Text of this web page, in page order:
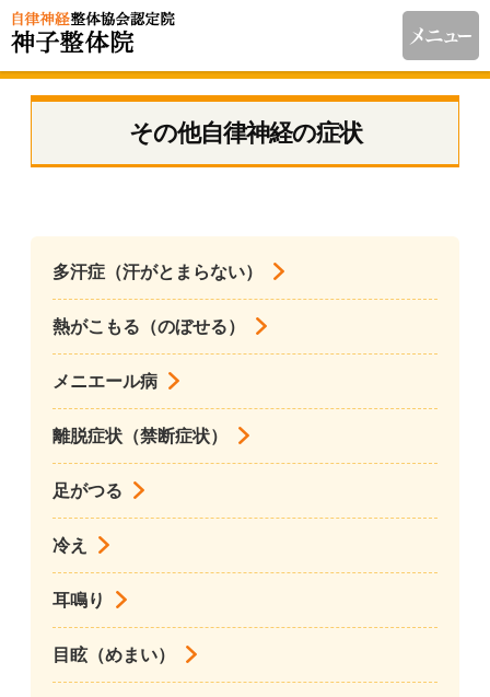
その他自律神経の症状
多汗症（汗がとまらない）
熱がこもる（のぼせる）
メニエール病
離脱症状（禁断症状）
足がつる
冷え
耳鳴り
目眩（めまい）